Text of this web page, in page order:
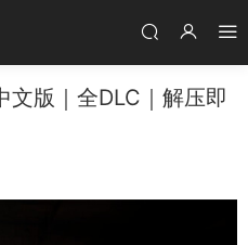
文版｜全DLC｜解压即